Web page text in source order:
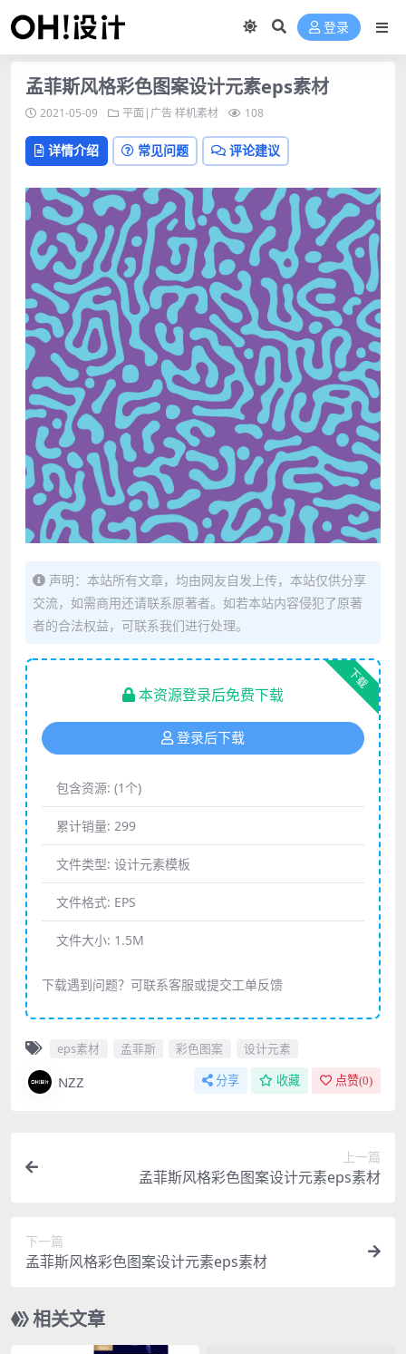
登录
孟菲斯风格彩色图案设计元素eps素材
2021-05-09 平面|广告样机素材 108
详情介绍 常见问题 评论建议
声明：本站所有文章，均由网友自发上传，本站仅供分享
交流，如需商用还请联系原著者。如若本站内容侵犯了原著
者的合法权益，可联系我们进行处理。
下载
本资源登录后免费下载
登录后下载
包含资源: (1个)
累计销量: 299
文件类型: 设计元素模板
文件格式: EPS
文件大小: 1.5M
下载遇到问题？可联系客服或提交工单反馈
eps素材 孟菲斯 彩色图案 设计元素
NZZ 分享 收藏 点赞(0)
上一篇
孟菲斯风格彩色图案设计元素eps素材
下一篇
孟菲斯风格彩色图案设计元素eps素材
相关文章